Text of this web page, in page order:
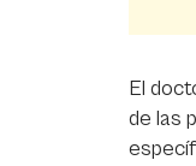
El
de las